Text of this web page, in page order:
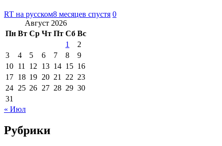
RT на русском8 месяцев спустя 0
Август 2026
Пн Вт Ср Чт Пт Сб Вс
1
2
3
4 5 6 7 8
9
10 11 12 13 14 15 16
17 18 19 20 21 22 23
24 25 26 27 28 29 30
31
« Июл
Рубрики